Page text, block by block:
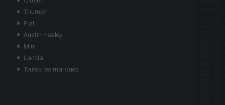
Triumph
Fiat
Austin Healey
Mini
Lancia
Toutes les marques